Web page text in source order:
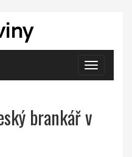
Zobrazit
navigaci
brankář v